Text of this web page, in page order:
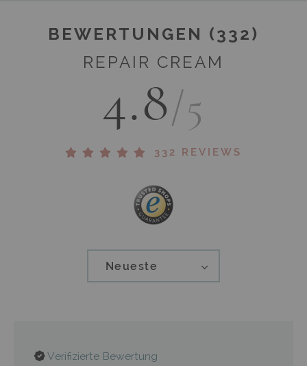
BEWERTUNGEN (332)
REPAIR CREAM
4.8/5
332 REVIEWS
Neueste
Verifizierte Bewertung